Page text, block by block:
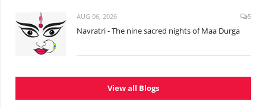
AUG 06, 2026 5
Navratri - The nine sacred nights of Maa Durga
View all Blogs